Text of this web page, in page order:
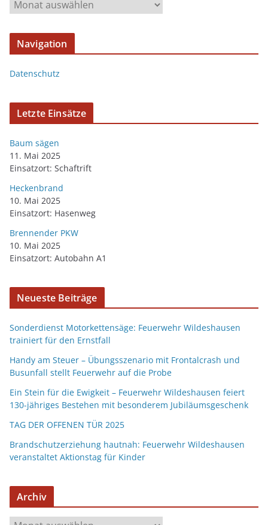
Navigation
Datenschutz
Letzte Einsätze
Baum sägen
11. Mai 2025
Einsatzort: Schaftrift
Heckenbrand
10. Mai 2025
Einsatzort: Hasenweg
Brennender PKW
10. Mai 2025
Einsatzort: Autobahn A1
Neueste Beiträge
Sonderdienst Motorkettensäge: Feuerwehr Wildeshausen
trainiert für den Ernstfall
Handy am Steuer – Übungsszenario mit Frontalcrash und
Busunfall stellt Feuerwehr auf die Probe
Ein Stein für die Ewigkeit – Feuerwehr Wildeshausen feiert
130-jähriges Bestehen mit besonderem Jubiläumsgeschenk
TAG DER OFFENEN TÜR 2025
Brandschutzerziehung hautnah: Feuerwehr Wildeshausen
veranstaltet Aktionstag für Kinder
Archiv